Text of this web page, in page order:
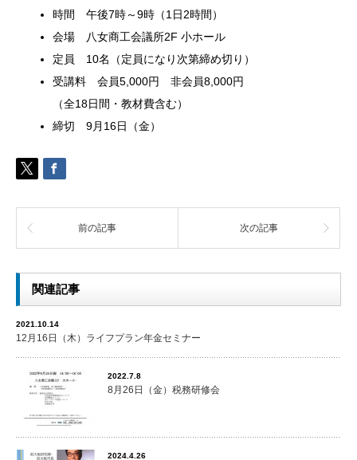
時間 午後7時～9時（1日2時間）
会場 八女商工会議所2F 小ホール
定員 10名（定員になり次第締め切り）
受講料 会員5,000円 非会員8,000円
（全18日間・教材費含む）
締切 9月16日（金）
前の記事 次の記事
関連記事
2021.10.14
12月16日（木）ライフプラン年金セミナー
2022.7.8
8月26日（金）税務研修会
2024.4.26